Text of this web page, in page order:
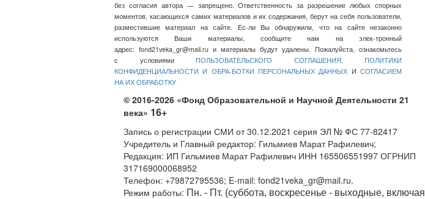
без согласия автора — запрещено. Ответственность за разрешение любых спорных
моментов, касающихся самих материалов и их содержания, берут на себя пользователи,
разместившие материал на сайте. Ес-ли Вы обнаружили, что на сайте незаконно
используются Ваши материалы, сообщите нам на элек-тронный
адрес: fond21veka_gr@mail.ru и материалы будут удалены. Пожалуйста, ознакомьтесь
с условиями ПОЛЬЗОВАТЕЛЬСКОГО СОГЛАШЕНИЯ, ПОЛИТИКИ
КОНФИДЕНЦИАЛЬНОСТИ И ОБРА-БОТКИ ПЕРСОНАЛЬНЫХ ДАННЫХ И СОГЛАСИЕМ
НА ИХ ОБРАБОТКУ
© 2016-2026 «Фонд Образовательной и Научной Деятельности 21
века» 16+
Запись о регистрации СМИ от 30.12.2021 серия ЭЛ № ФС 77-82417
Учредитель и Главный редактор: Гильмиев Марат Рафилевич;
Редакция: ИП Гильмиев Марат Рафилевич ИНН 165506551997 ОГРНИП
317169000068952
Телефон: +79872795536; E-mail: fond21veka_gr@mail.ru.
Режим работы: Пн. - Пт. (суббота, воскресенье - выходные, включая